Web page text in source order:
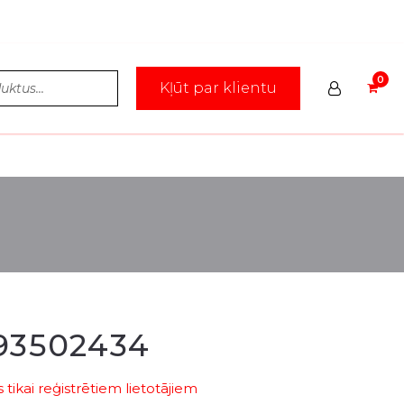
Kļūt par klientu
tikai reģistrētiem lietotājiem